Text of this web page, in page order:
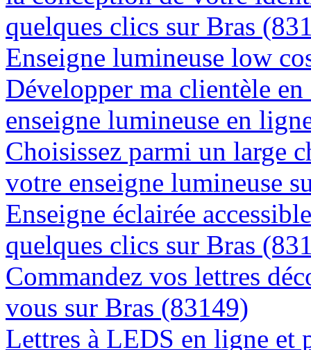
quelques clics sur Bras
Enseigne lumineuse low
Développer ma clientèle
enseigne lumineuse en
Choisissez parmi un large
votre enseigne lumineuse
Enseigne éclairée
quelques clics sur Bras
Commandez vos lettres
vous sur Bras (83149)
Lettres à LEDS en ligne et